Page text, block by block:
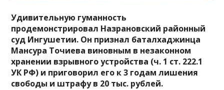
Удивительную гуманность
продемонстрировал Назрановский районный
суд Ингушетии. Он признал баталхаджинца
Мансура Точиева виновным в незаконном
хранении взрывного устройства (ч. 1 ст. 222.1
УК РФ) и приговорил его к 3 годам лишения
свободы и штрафу в 20 тыс. рублей.